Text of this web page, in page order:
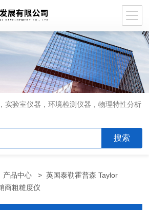
实验室仪器，环境检测仪器，物理特性分析
产品中心 >英国泰勒霍普森 Taylor
商粗糙度仪